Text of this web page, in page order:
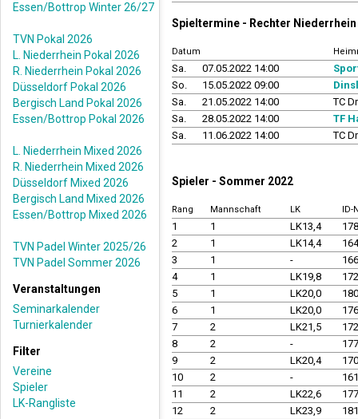
Essen/Bottrop Winter 26/27
TVN Pokal 2026
L. Niederrhein Pokal 2026
R. Niederrhein Pokal 2026
Düsseldorf Pokal 2026
Bergisch Land Pokal 2026
Essen/Bottrop Pokal 2026
L. Niederrhein Mixed 2026
R. Niederrhein Mixed 2026
Düsseldorf Mixed 2026
Bergisch Land Mixed 2026
Essen/Bottrop Mixed 2026
TVN Padel Winter 2025/26
TVN Padel Sommer 2026
Veranstaltungen
Seminarkalender
Turnierkalender
Filter
Vereine
Spieler
LK-Rangliste
Spieltermine - Rechter
Datum
Sa. 07.05.2022 14:00
So.
15.05.2022 09:00
Sa.
21.05.2022 14:00
TC
Sa.
28.05.2022 14:00
TF
Sa.
11.06.2022 14:00 TC
Spieler - Sommer 2022
Rang Mannschaft LK ID-
1 1 LK13,4
2
1 LK14,4
3
1 -
4
1 LK19,8
5
1 LK20,0
6
1 LK20,0
7
2 LK21,5
8
2 -
9
2 LK20,4
10
2 -
11
2 LK22,6
12
2 LK23,9